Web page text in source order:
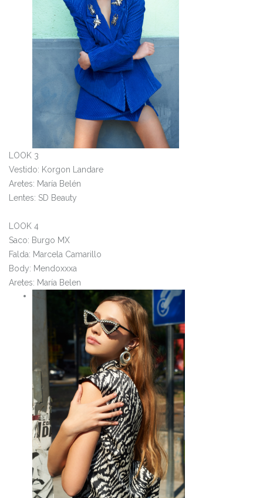
LOOK 3
Vestido: Korgon Landare
Aretes: María Belén
Lentes: SD Beauty
LOOK 4
Saco: Burgo MX
Falda: Marcela Camarillo
Body: Mendoxxxa
Aretes: María Belen